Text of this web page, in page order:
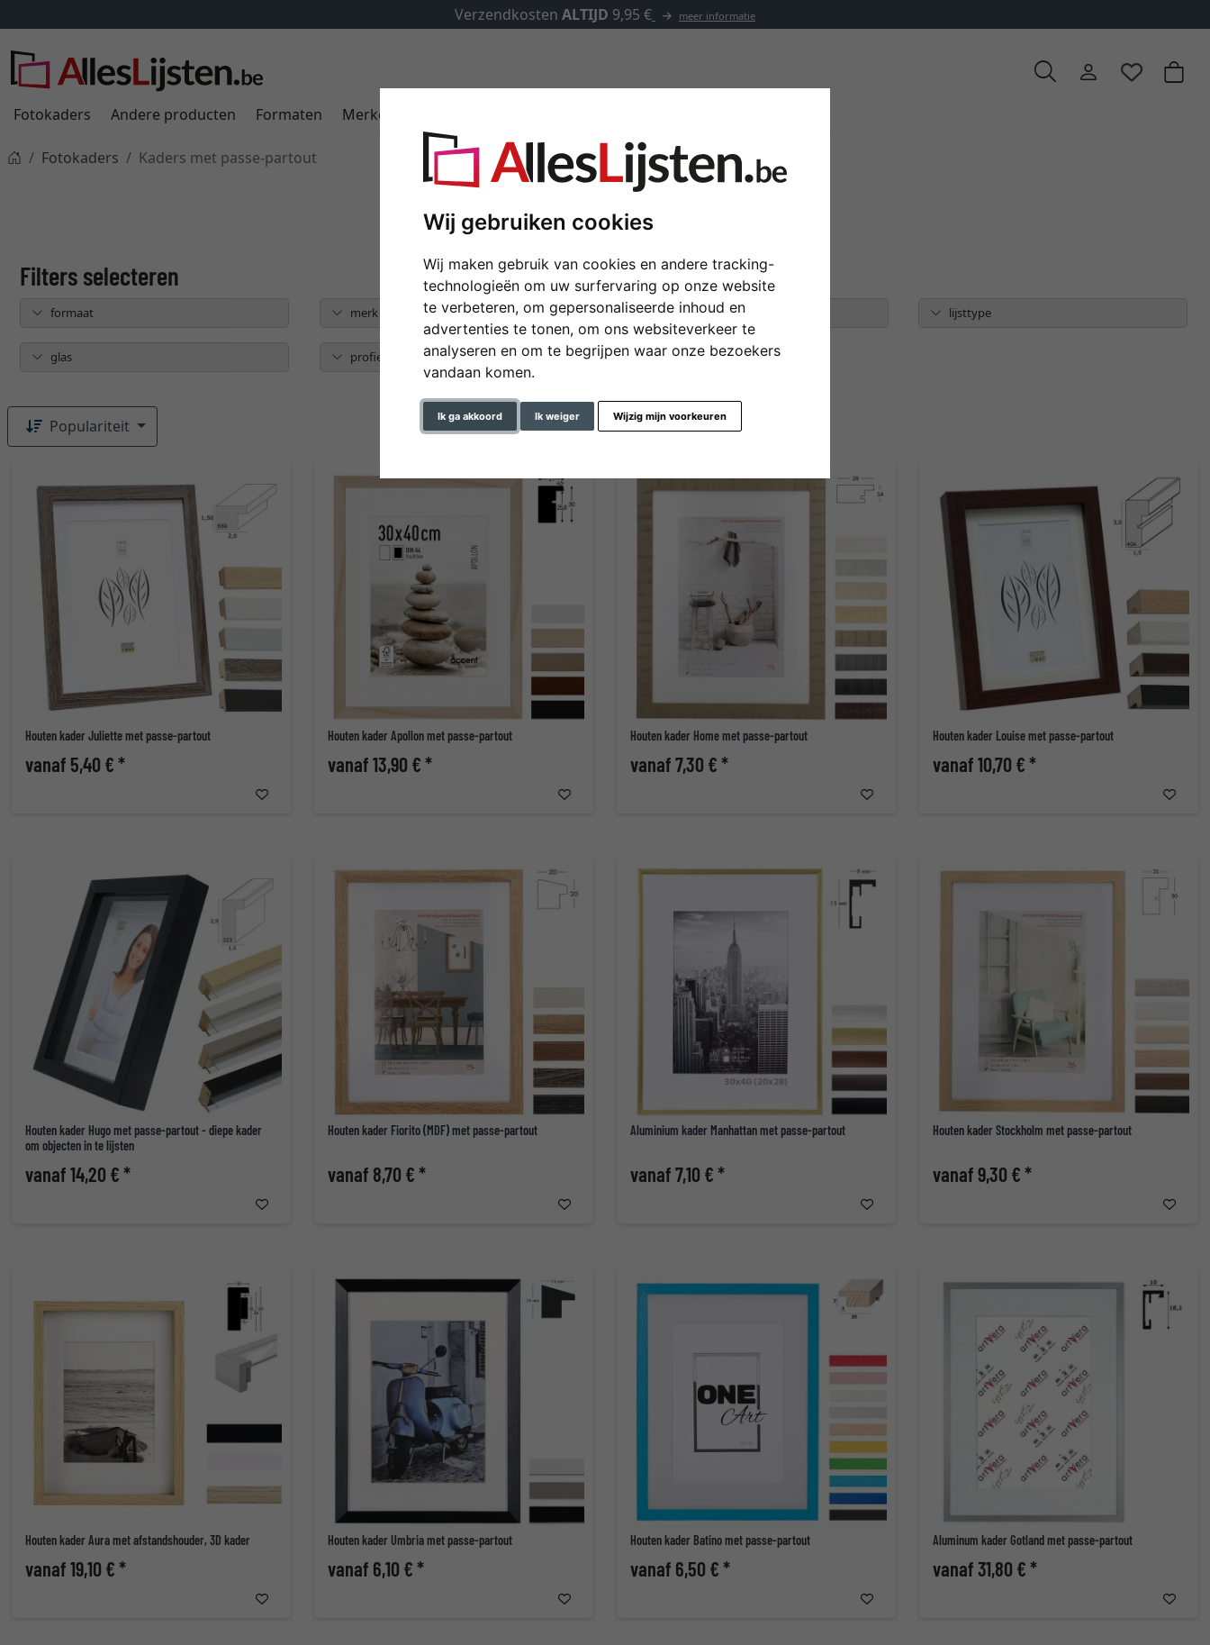
Wij gebruiken cookies
Wij maken gebruik van cookies en andere tracking-
technologieën om uw surfervaring op onze website
te verbeteren, om gepersonaliseerde inhoud en
advertenties te tonen, om ons websiteverkeer te
analyseren en om te begrijpen waar onze bezoekers
vandaan komen.
Ik ga akkoord Ik weiger Wijzig mijn voorkeuren
✓500.000 artikelen om uit te kiezen
Fotokaders Andere producten Formaten Merken
Fotokaders Kaders met passe-partout
Kaders met passe-partout
formaat merk kleur lijsttype
glas profielbreedte
Populariteit
Houten kader Juliette met passe-partout
vanaf 5,40 € *
Houten kader Apollon met passe-partout
vanaf 13,90 € *
Houten kader Home met passe-partout
vanaf 7,30 € *
Houten kader Louise met passe-partout
vanaf 10,70 € *
Houten kader Hugo met passe-partout - diepe kader
om objecten in te lijsten
vanaf 14,20 € *
Houten kader Fiorito (MDF) met passe-partout
vanaf 8,70 € *
Aluminium kader Manhattan met passe-partout
vanaf 7,10 € *
Houten kader Stockholm met passe-partout
vanaf 9,30 € *
Houten kader Aura met afstandshouder, 3D kader
vanaf 19,10 € *
Houten kader Umbria met passe-partout
vanaf 6,10 € *
Houten kader Batino met passe-partout
vanaf 6,50 € *
Aluminum kader Gotland met passe-partout
vanaf 31,80 € *